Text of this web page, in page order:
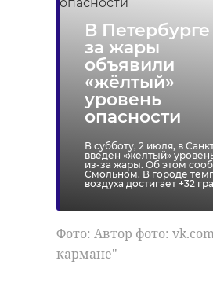
В Петербурге
за жары
объявили
«жёлтый»
уровень
опасности
В субботу, 2 июля, в
введен «желтый»
из-за жары. Об этом
Смольном. В городе
воздуха достигает +32
Фото: Автор фото:
кармане"
—
Обморок обычно длится
десятка секунд. Важно
человеку
кислорода,
одежду и не создавать
вокруг. После этих
побрызгать на
пульверизатора, делать
обтирания тканью,
прохладной воде.